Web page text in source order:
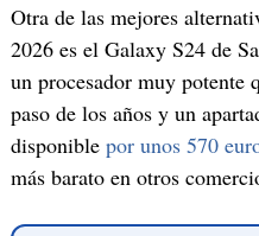
Otra de las mejores
2026 es el Galaxy S24 de
un procesador muy potente
paso de los años y un
disponible por unos 570
más barato en otros